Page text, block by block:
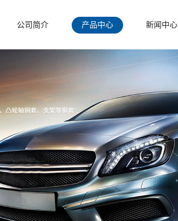
公司简介 产品中心 新闻中心